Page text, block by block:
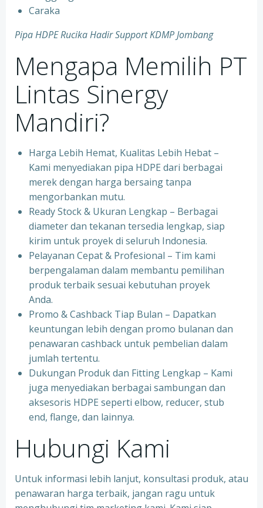
Caraka
Pipa HDPE Rucika Hadir Support KDMP Jombang
Mengapa Memilih PT
Lintas Sinergy
Mandiri?
Harga Lebih Hemat, Kualitas Lebih Hebat –
Kami menyediakan pipa HDPE dari berbagai
merek dengan harga bersaing tanpa
mengorbankan mutu.
Ready Stock & Ukuran Lengkap – Berbagai
diameter dan tekanan tersedia lengkap, siap
kirim untuk proyek di seluruh Indonesia.
Pelayanan Cepat & Profesional – Tim kami
berpengalaman dalam membantu pemilihan
produk terbaik sesuai kebutuhan proyek
Anda.
Promo & Cashback Tiap Bulan – Dapatkan
keuntungan lebih dengan promo bulanan dan
penawaran cashback untuk pembelian dalam
jumlah tertentu.
Dukungan Produk dan Fitting Lengkap – Kami
juga menyediakan berbagai sambungan dan
aksesoris HDPE seperti elbow, reducer, stub
end, flange, dan lainnya.
Hubungi Kami
Untuk informasi lebih lanjut, konsultasi produk, atau
penawaran harga terbaik, jangan ragu untuk